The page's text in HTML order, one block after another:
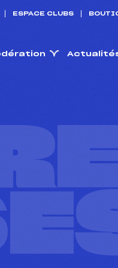
ESPACE CLUBS